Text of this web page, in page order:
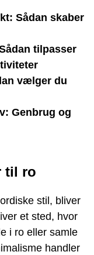
Sådan skaber
tilpasser
vælger du
Genbrug og
til ro
stil, bliver
et sted, hvor
i ro eller samle
handler